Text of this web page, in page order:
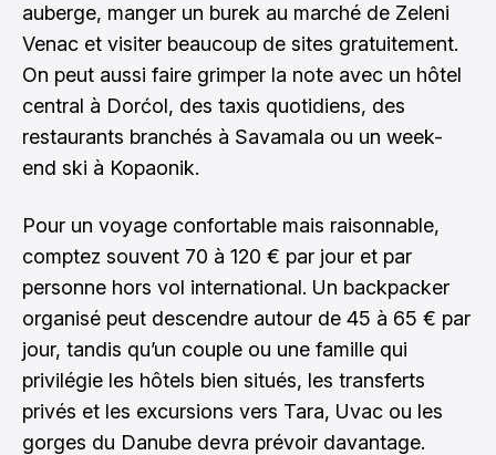
auberge, manger un burek au marché de Zeleni
Venac et visiter beaucoup de sites gratuitement.
On peut aussi faire grimper la note avec un hôtel
central à Dorćol, des taxis quotidiens, des
restaurants branchés à Savamala ou un week-
end ski à Kopaonik.
Pour un voyage confortable mais raisonnable,
comptez souvent 70 à 120 € par jour et par
personne hors vol international. Un backpacker
organisé peut descendre autour de 45 à 65 € par
jour, tandis qu’un couple ou une famille qui
privilégie les hôtels bien situés, les transferts
privés et les excursions vers Tara, Uvac ou les
gorges du Danube devra prévoir davantage.